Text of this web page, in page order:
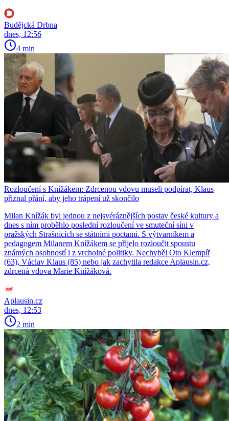
Budějcká Drbna
dnes, 12:56
4 min
Rozloučení s Knížákem: Zdrcenou vdovu museli podpírat, Klaus
přiznal přání, aby jeho trápení už skončilo
Milan Knížák byl jednou z nejsvéráznějších postav české kultury a
dnes s ním proběhlo poslední rozloučení ve smuteční síni v
pražských Strašnicích se státními poctami. S výtvarníkem a
pedagogem Milanem Knížákem se přijelo rozloučit spoustu
známých osobností i z vrcholné politiky. Nechyběl Oto Klempíř
(63), Václav Klaus (85) nebo jak zachytila redakce Aplausin.cz,
zdrcená vdova Marie Knížáková.
Aplausin.cz
dnes, 12:53
2 min